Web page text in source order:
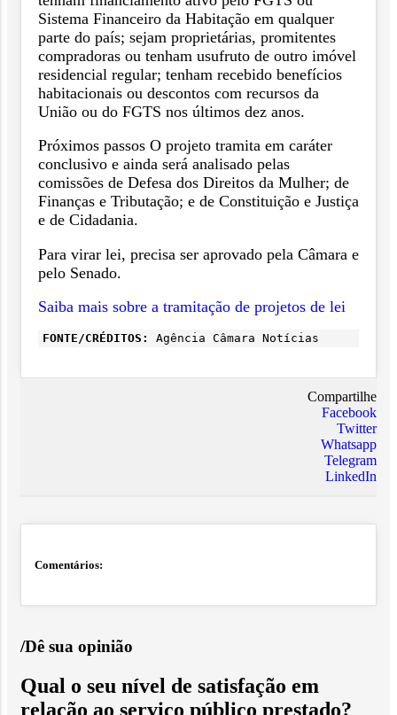
Sistema Financeiro da Habitação em qualquer
parte do país; sejam proprietárias, promitentes
compradoras ou tenham usufruto de outro imóvel
residencial regular; tenham recebido benefícios
habitacionais ou descontos com recursos da
União ou do FGTS nos últimos dez anos.
Próximos passos O projeto tramita em caráter
conclusivo e ainda será analisado pelas
comissões de Defesa dos Direitos da Mulher; de
Finanças e Tributação; e de Constituição e Justiça
e de Cidadania.
Para virar lei, precisa ser aprovado pela Câmara e
pelo Senado.
Saiba mais sobre a tramitação de projetos de lei
FONTE/CRÉDITOS: Agência Câmara Notícias
Compartilhe
Facebook
Twitter
Whatsapp
Telegram
LinkedIn
Comentários:
/Dê sua opinião
Qual o seu nível de satisfação em
relação ao serviço público prestado?